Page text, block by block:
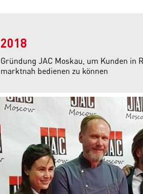
2018
Gründung JAC Moskau, um Kunden in
marktnah bedienen zu können